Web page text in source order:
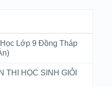
Lớp 9 Đồng Tháp
THI HỌC SINH GIỎI